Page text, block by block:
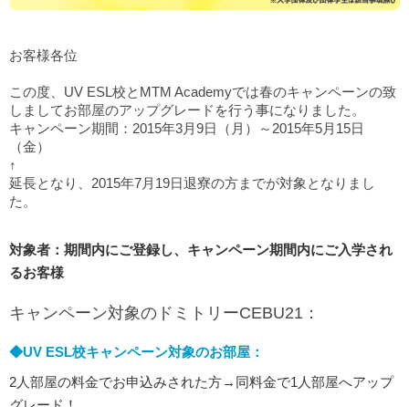
お客様各位
この度、UV ESL校とMTM Academyでは春のキャンペーンの致
しましてお部屋のアップグレードを行う事になりました。
キャンペーン期間：2015年3月9日（月）～2015年5月15日
（金）
↑
延長となり、2015年7月19日退寮の方までが対象となりまし
た。
対象者：期間内にご登録し、キャンペーン期間内にご入学され
るお客様
キャンペーン対象のドミトリーCEBU21：
◆UV ESL校キャンペーン対象のお部屋：
2人部屋の料金でお申込みされた方→同料金で1人部屋へアップ